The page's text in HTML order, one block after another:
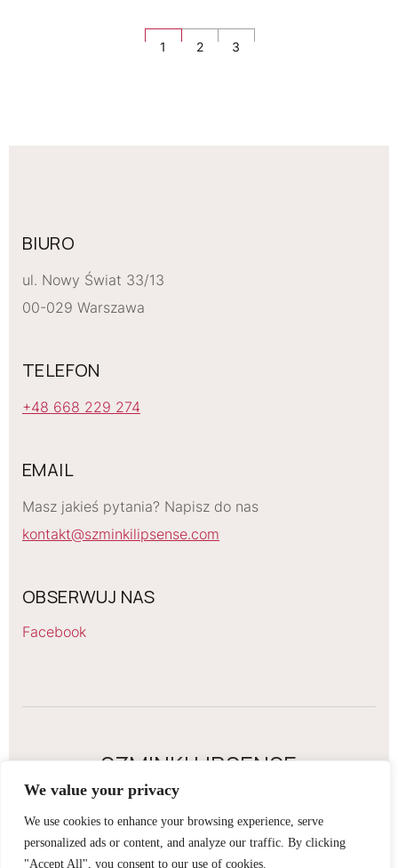
We value your privacy
We use cookies to enhance your browsing experience, serve
personalized ads or content, and analyze our traffic. By clicking
"Accept All", you consent to our use of cookies.
1 2 3
BIURO
ul. Nowy Świat 33/13
00-029 Warszawa
TELEFON
+48 668 229 274
EMAIL
Masz jakieś pytania? Napisz do nas
kontakt@szminkilipsense.com
OBSERWUJ NAS
Facebook
SZMINKI LIPSENSE
2026 Szminki Lipsense. All rights reserved
Regulamin sklepu internetowego
Obowiązek informacyjny RODO